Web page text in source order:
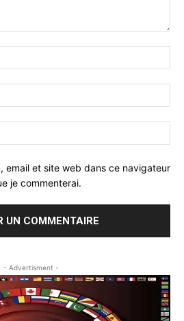
:*
:*
:
email et site web dans ce navigateur
je commenterai.
- Advertisment -